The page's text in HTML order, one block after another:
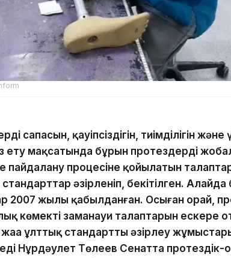
сапасын, қауіпсіздігін, тиімділігін және
ету мақсатында бұрын протездерді
пайдалану процесіне қойылатын
стандарттар әзірленіп, бекітілген. Алайда
2007 жылы қабылданған. Осыған орай,
көмектің заманауи талаптарын ескере
жаңа ұлттық стандартты әзірлеу
Нұрдәулет Төлеев Сенатта протездік-